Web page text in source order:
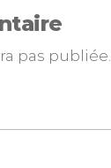
pas publiée.